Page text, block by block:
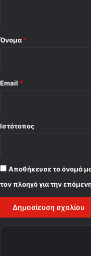
Όνομα *
Email *
Ιστότοπος
Αποθήκευσε το όνομά
τον πλοηγό για την